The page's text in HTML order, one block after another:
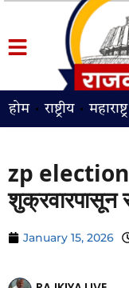
होम राष्ट्रीय महाराष्ट्र
zp election
शुक्रवारपासून
January 15, 2026